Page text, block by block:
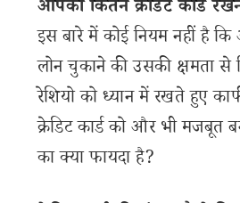
आपको कितने क्रेडिट कार्ड
इस बारे में कोई नियम नहीं है कि
लोन चुकाने की उसकी क्षमता से
रेशियो को ध्यान में रखते हुए
क्रेडिट कार्ड को और भी मजबूत
का क्या फायदा है?